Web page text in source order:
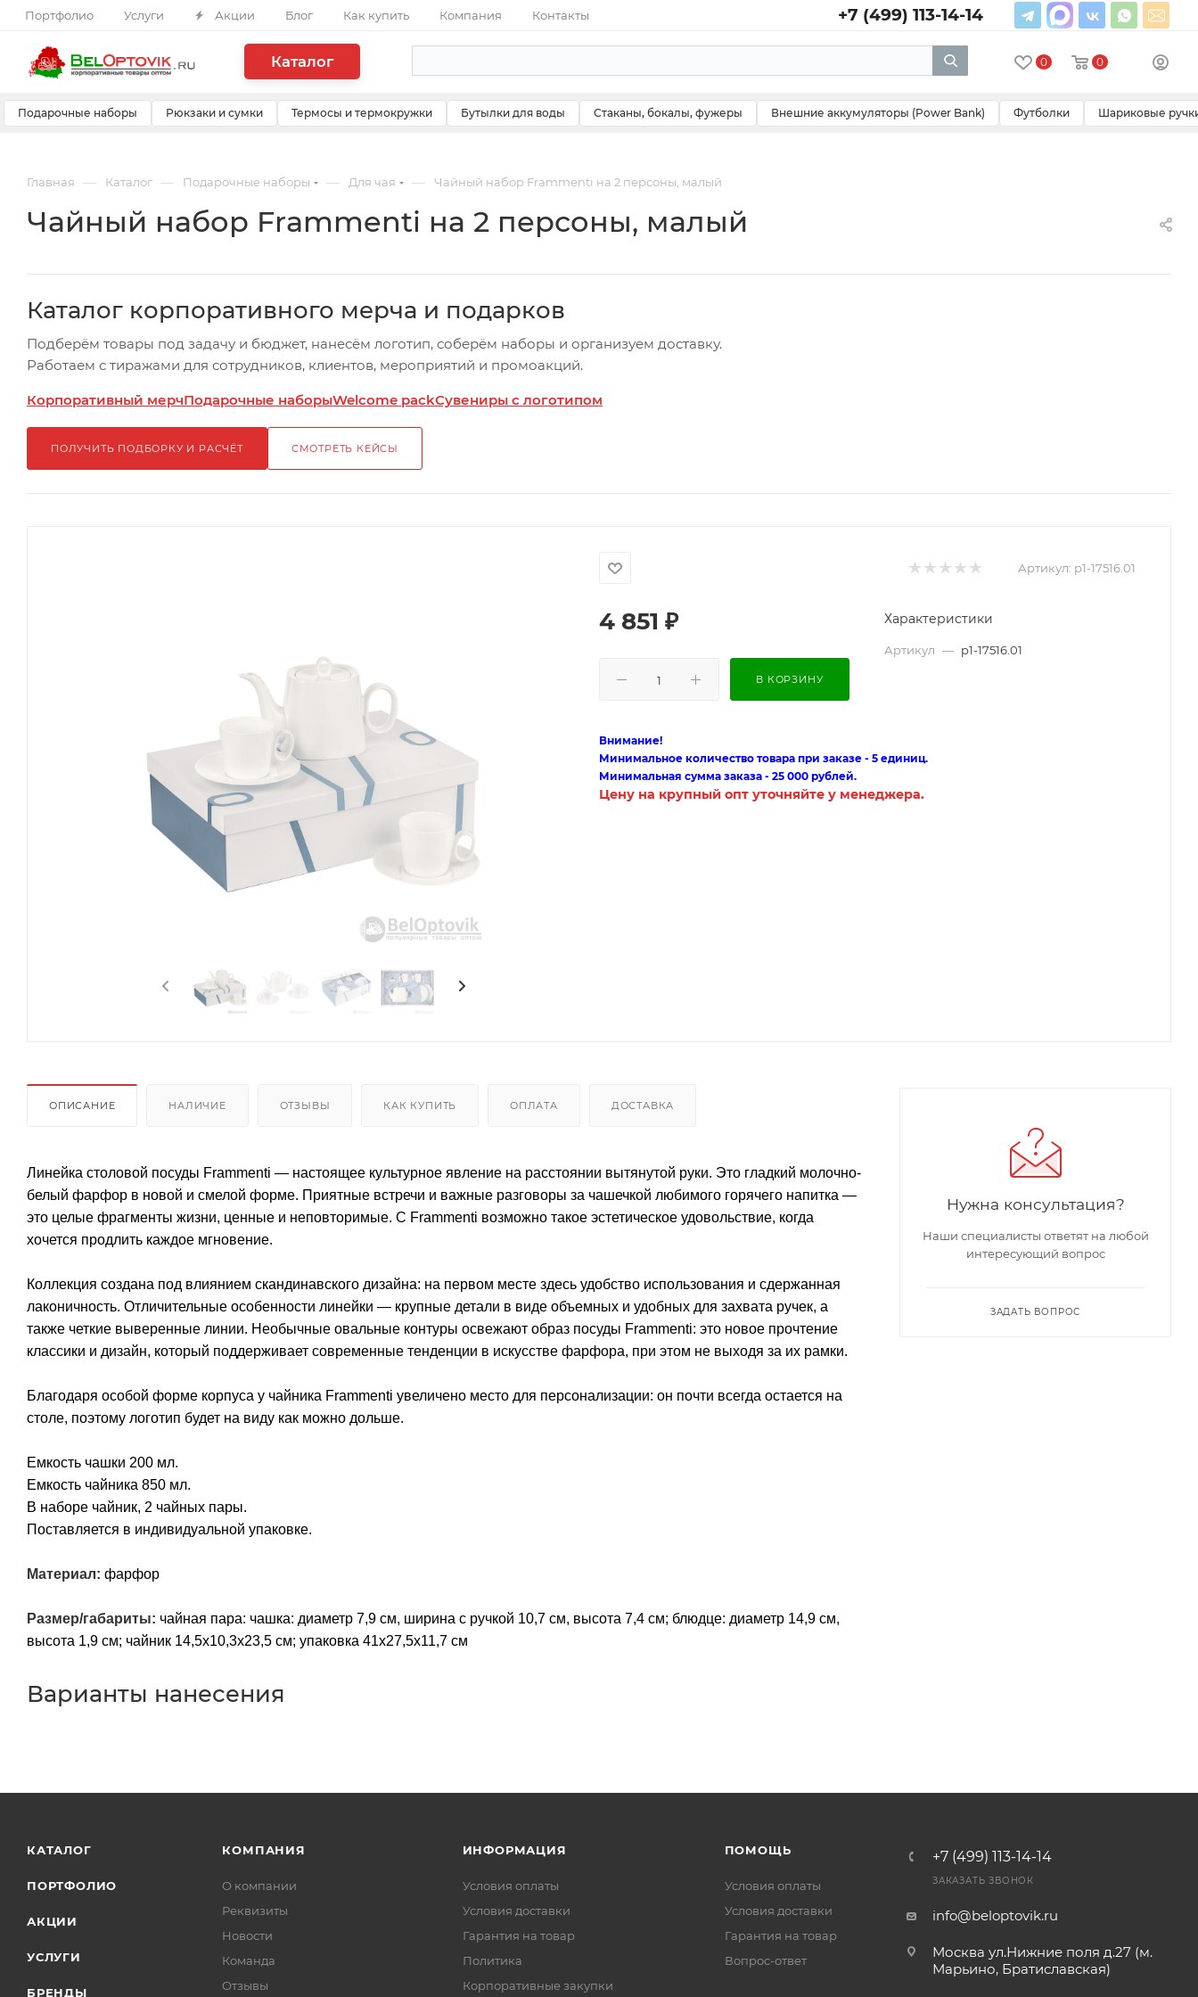
Портфолио Услуги Акции Блог Как купить Компания Контакты +7 (499) 113-14-14
Каталог 0 0
Подарочные наборы Рюкзаки и сумки Термосы и термокружки Бутылки для воды Стаканы, бокалы, фужеры Внешние аккумуляторы (Power Bank) Футболки Шариковые
Главная — Каталог — Подарочные наборы — Для чая — Чайный набор Frammenti на 2 персоны, малый
Чайный набор Frammenti на 2 персоны, малый
Каталог корпоративного мерча и подарков
Подберём товары под задачу и бюджет, нанесём логотип, соберём наборы и организуем доставку.
Работаем с тиражами для сотрудников, клиентов, мероприятий и промоакций.
Корпоративный мерчПодарочные наборыWelcome packСувениры с логотипом
ПОЛУЧИТЬ ПОДБОРКУ И РАСЧЁТ СМОТРЕТЬ КЕЙСЫ
Артикул: p1-17516.01
4 851 ₽
В КОРЗИНУ
Характеристики
Артикул — p1-17516.01
Внимание!
Минимальное количество товара при заказе - 5 единиц.
Минимальная сумма заказа - 25 000 рублей.
Цену на крупный опт уточняйте у менеджера.
ОПИСАНИЕ НАЛИЧИЕ ОТЗЫВЫ КАК КУПИТЬ ОПЛАТА ДОСТАВКА
Линейка столовой посуды Frammenti — настоящее культурное явление на расстоянии вытянутой руки. Это гладкий молочно-
белый фарфор в новой и смелой форме. Приятные встречи и важные разговоры за чашечкой любимого горячего напитка —
это целые фрагменты жизни, ценные и неповторимые. С Frammenti возможно такое эстетическое удовольствие, когда
хочется продлить каждое мгновение.
Коллекция создана под влиянием скандинавского дизайна: на первом месте здесь удобство использования и сдержанная
лаконичность. Отличительные особенности линейки — крупные детали в виде объемных и удобных для захвата ручек, а
также четкие выверенные линии. Необычные овальные контуры освежают образ посуды Frammenti: это новое прочтение
классики и дизайн, который поддерживает современные тенденции в искусстве фарфора, при этом не выходя за их рамки.
Благодаря особой форме корпуса у чайника Frammenti увеличено место для персонализации: он почти всегда остается на
столе, поэтому логотип будет на виду как можно дольше.
Емкость чашки 200 мл.
Емкость чайника 850 мл.
В наборе чайник, 2 чайных пары.
Поставляется в индивидуальной упаковке.
Материал: фарфор
Размер/габариты: чайная пара: чашка: диаметр 7,9 см, ширина с ручкой 10,7 см, высота 7,4 см; блюдце: диаметр 14,9 см,
высота 1,9 см; чайник 14,5х10,3х23,5 см; упаковка 41х27,5х11,7 см
Варианты нанесения
Нужна консультация?
Наши специалисты ответят на любой
интересующий вопрос
ЗАДАТЬ ВОПРОС
КАТАЛОГ
ПОРТФОЛИО
АКЦИИ
УСЛУГИ
БРЕНДЫ
КОМПАНИЯ
О компании
Реквизиты
Новости
Команда
Отзывы
ИНФОРМАЦИЯ
Условия оплаты
Условия доставки
Гарантия на товар
Политика
Корпоративные закупки
ПОМОЩЬ
Условия оплаты
Условия доставки
Гарантия на товар
Вопрос-ответ
+7 (499) 113-14-14
ЗАКАЗАТЬ ЗВОНОК
info@beloptovik.ru
Москва ул.Нижние поля д.27 (м.
Марьино, Братиславская)